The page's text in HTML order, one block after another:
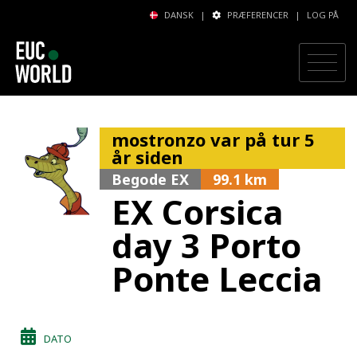
DANSK | PRÆFERENCER | LOG PÅ
mostronzo var på tur 5
år siden
Begode EX 99.1 km
EX Corsica
day 3 Porto
Ponte Leccia
DATO